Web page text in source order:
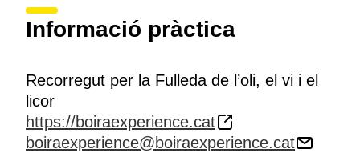
Informació pràctica
Recorregut per la Fulleda de l’oli, el vi i el
licor
https://boiraexperience.cat
boiraexperience@boiraexperience.cat